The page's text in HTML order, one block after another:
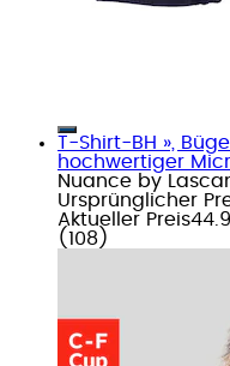
T-Shirt-BH »,
hochwertiger
Nuance by
Ursprünglicher
Aktueller Preis
( 108 )